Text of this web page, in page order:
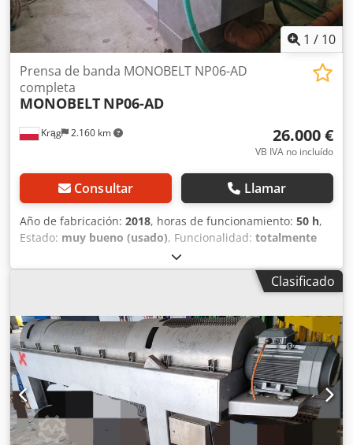
1 / 10
Krąg 2.160 km
Prensa de banda MONOBELT NP06-AD
completa
MONOBELT NP06-AD
26.000 €
VB IVA no incluído
Consultar Llamar
Año de fabricación: 2018, horas de funcionamiento: 50 h,
Estado: muy bueno (usado), Funcionalidad: totalmente
, número de máquina/vehículo:
Vendo prensa para el deshidratado de lodos MONOBELT
NP06-AD: línea completa con bombas, depósito para
ejemplo, a un remolque. Año de fabricación: 2018.
Prácticamente sin uso, no resultó adecuada para la
actividad que se llevaba a cabo y se optó por otras
soluciones. Crsdpfx Acezhgprs Tef
Clasificado